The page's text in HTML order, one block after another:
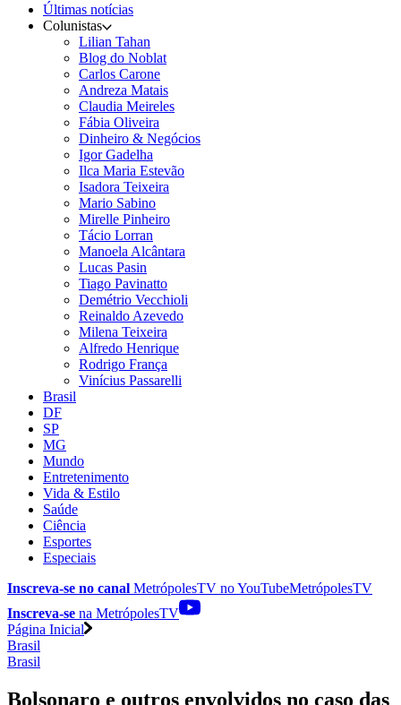
Últimas notícias
Colunistas
Lilian Tahan
Blog do Noblat
Carlos Carone
Andreza Matais
Claudia Meireles
Fábia Oliveira
Dinheiro & Negócios
Igor Gadelha
Ilca Maria Estevão
Isadora Teixeira
Mario Sabino
Mirelle Pinheiro
Tácio Lorran
Manoela Alcântara
Lucas Pasin
Tiago Pavinatto
Demétrio Vecchioli
Reinaldo Azevedo
Milena Teixeira
Alfredo Henrique
Rodrigo França
Vinícius Passarelli
Brasil
DF
SP
MG
Mundo
Entretenimento
Vida & Estilo
Saúde
Ciência
Esportes
Especiais
Inscreva-se no canal MetrópolesTV noYouTubeMetrópolesTV
Inscreva-se na MetrópolesTV
Página Inicial
Brasil
Brasil
Bolsonaro e outros envolvidos no caso das